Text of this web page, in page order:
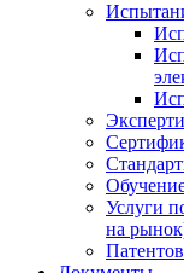
Услуги
на